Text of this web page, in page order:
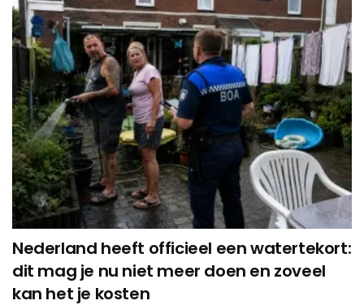
Nederland heeft officieel een watertekort:
dit mag je nu niet meer doen en zoveel
kan het je kosten